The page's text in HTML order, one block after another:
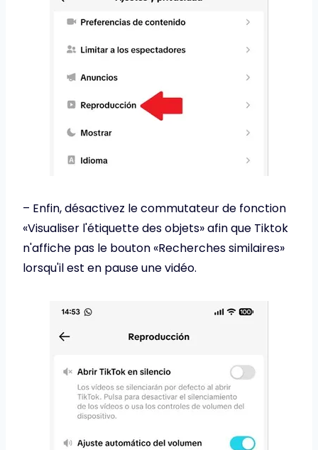
– Enfin, désactivez le commutateur de fonction
«Visualiser l'étiquette des objets» afin que Tiktok
n'affiche pas le bouton «Recherches similaires»
lorsqu'il est en pause une vidéo.